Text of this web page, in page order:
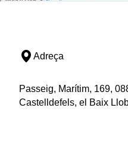
Adreça
Passeig, Marítim, 169,
Castelldefels, el Baix